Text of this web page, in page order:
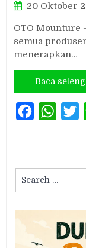
20 Oktober
OTO Mounture
semua
menerapkan…
Baca
Facebook
for: